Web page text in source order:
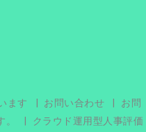
ます お問い合わせ
お問
クラウド運用型人事評価